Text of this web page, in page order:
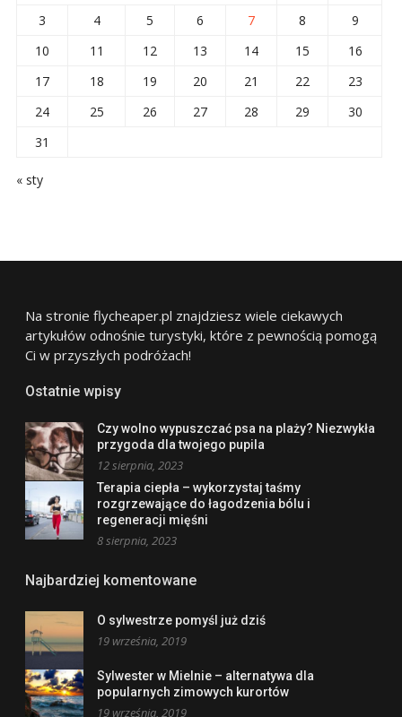
3
4 5 6 7 8
9
10
11 12 13 14 15
16
17
18 19 20 21 22
23
24
25 26 27 28 29
30
31
« sty
Na stronie flycheaper.pl znajdziesz wiele ciekawych
artykułów odnośnie turystyki, które z pewnością pomogą
Ci w przyszłych podróżach!
Ostatnie wpisy
Czy wolno wypuszczać psa na plaży? Niezwykła
przygoda dla twojego pupila
12 sierpnia, 2023
Terapia ciepła – wykorzystaj taśmy
rozgrzewające do łagodzenia bólu i
regeneracji mięśni
8 sierpnia, 2023
Najbardziej komentowane
O sylwestrze pomyśl już dziś
19 września, 2019
Sylwester w Mielnie – alternatywa dla
popularnych zimowych kurortów
19 września, 2019